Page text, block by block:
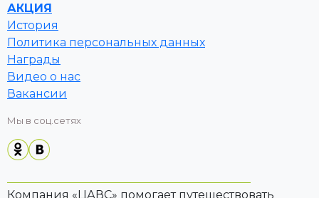
Компания «ЦАВС» помогает путешествовать
АКЦИЯ
История
Политика персональных данных
Награды
Видео о нас
Вакансии
Мы в соц.сетях